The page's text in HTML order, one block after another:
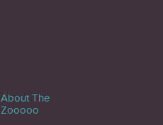
About The
Zooooo